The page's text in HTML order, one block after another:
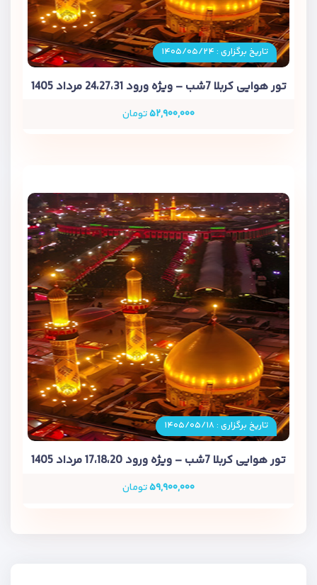
تاریخ برگزاری : ۱۴۰۵/۰۵/۲۴
تور هوایی کربلا 7شب – ویژه ورود 24،27،31 مرداد 1405
۵۲,۹۰۰,۰۰۰تومان
تاریخ برگزاری : ۱۴۰۵/۰۵/۱۸
تور هوایی کربلا 7شب – ویژه ورود 17،18،20 مرداد 1405
۵۹,۹۰۰,۰۰۰تومان